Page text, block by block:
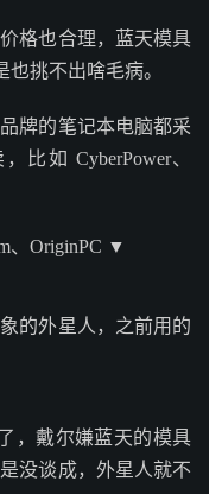
格也合理，蓝天模具
挑不出啥毛病。
牌的笔记本电脑都采
比如 CyberPower、
、OriginPC ▼
的外星人，之前用的
，戴尔嫌蓝天的模具
没谈成，外星人就不